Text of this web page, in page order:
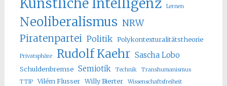
Lernen
Neoliberalismus NRW
Piratenpartei Politik Polykontexturalitätstheorie
Privatsphäre Rudolf Kaehr Sascha Lobo
Schuldenbremse Semiotik Technik
Transhumanismus
TTIP
Vilém Flusser Willy Bierter Wissenschaftsfreiheit